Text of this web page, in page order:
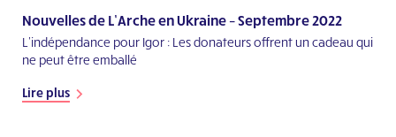
Nouvelles de L’Arche en Ukraine – Septembre 2022
L'indépendance pour Igor : Les donateurs offrent un cadeau qui
ne peut être emballé
Lire plus